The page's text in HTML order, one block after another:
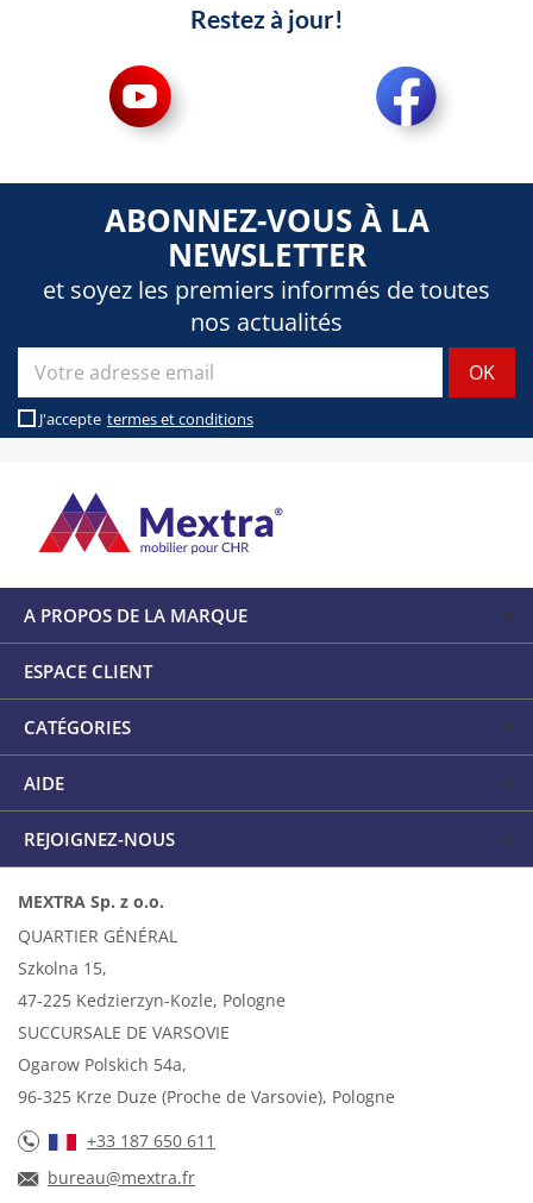
Restez à jour!
ABONNEZ-VOUS À LA
NEWSLETTER
et soyez les premiers informés de toutes
nos actualités
J'accepte termes et conditions
A PROPOS DE LA MARQUE
ESPACE CLIENT
CATÉGORIES
AIDE
REJOIGNEZ-NOUS
MEXTRA Sp. z o.o.
QUARTIER GÉNÉRAL
Szkolna 15,
47-225 Kedzierzyn-Kozle, Pologne
SUCCURSALE DE VARSOVIE
Ogarow Polskich 54a,
96-325 Krze Duze (Proche de Varsovie), Pologne
+33 187 650 611
bureau@mextra.fr